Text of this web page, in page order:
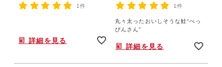
1件
詳細を見る
1件
丸々太ったおいしそうな鮭“べっ
ぴんさん”
詳細を見る